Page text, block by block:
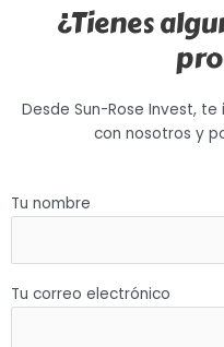
¿Tienes
Desde Sun-Rose Invest,
con nosotros y
Tu nombre
Tu correo electrónico